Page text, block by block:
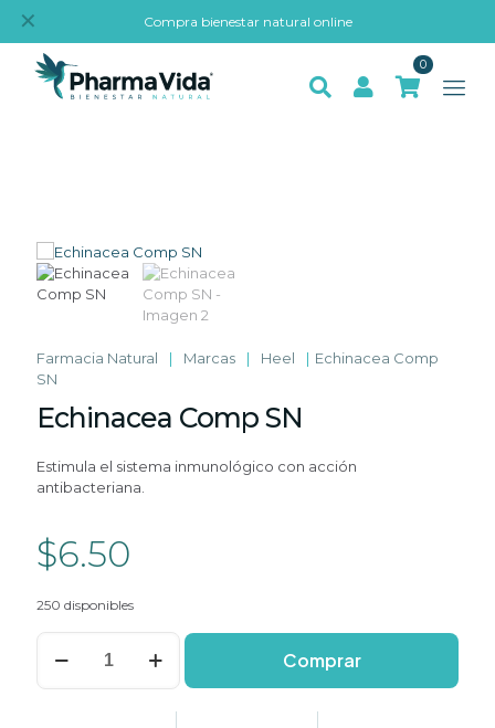
Compra bienestar natural online
✕
0
Farmacia Natural | Marcas | Heel | Echinacea Comp
SN
Echinacea Comp SN
Estimula el sistema inmunológico con acción
antibacteriana.
$6.50
250 disponibles
Echinacea
Comp
SN
Comprar